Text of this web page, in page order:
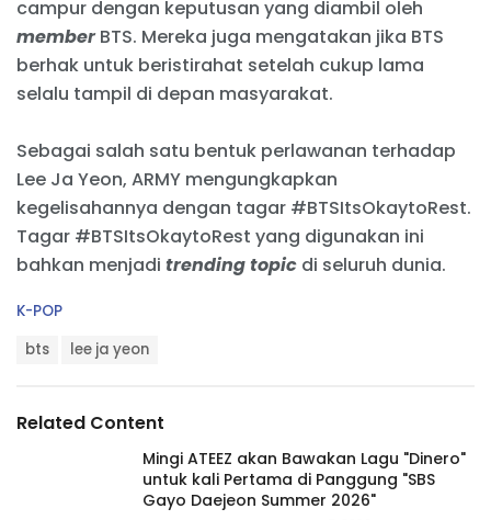
campur dengan keputusan yang diambil oleh
memberBTS. Mereka juga mengatakan jika BTS
berhak untuk beristirahat setelah cukup lama
selalu tampil di depan masyarakat.
Sebagai salah satu bentuk perlawanan terhadap
Lee Ja Yeon, ARMY mengungkapkan
kegelisahannya dengan tagar #BTSItsOkaytoRest.
Tagar #BTSItsOkaytoRest yang digunakan ini
bahkan menjadi trending topic di seluruh dunia.
C
r
K-POP
:
bts lee ja yeon
Related Content
Mingi ATEEZ akan Bawakan Lagu "Dinero"
untuk kali Pertama di Panggung "SBS
Gayo Daejeon Summer 2026"